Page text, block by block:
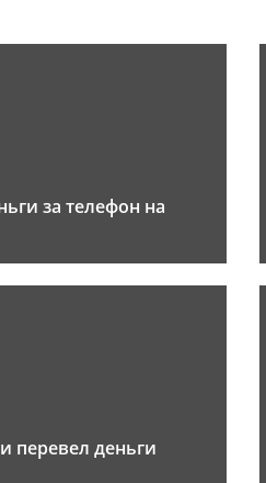
за телефон на
перевел деньги